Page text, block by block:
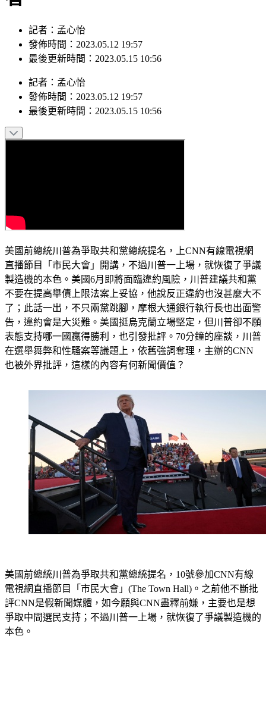
者
記者：孟心怡
發佈時間：2023.05.12 19:57
記者：孟心怡
發佈時間：2023.05.12 19:57
美國前總統川普為爭取共和黨總統提名，上CNN有線電視網
直播節目「市民大會」開講，不過川普一上場，就恢復了爭議
製造機的本色。美國6月即將面臨違約風險，川普建議共和黨
不要在提高舉債上限法案上妥協，他說反正違約也沒甚麼大不
了；此話一出，不只兩黨跳腳，摩根大通銀行執行長也出面警
告，違約會是大災難。美國挺烏克蘭立場堅定，但川普卻不願
表態支持哪一國贏得勝利，也引發批評。70分鐘的座談，川普
在選舉舞弊和性騷案等議題上，依舊強詞奪理，主辦的CNN
美國前總統川普為爭取共和黨總統提名，10號參加CNN有線
電視網直播節目「市民大會」(The Town Hall)。之前他不斷批
評CNN是假新聞媒體，如今願與CNN盡釋前嫌，主要也是想
爭取中間選民支持；不過川普一上場，就恢復了爭議製造機的